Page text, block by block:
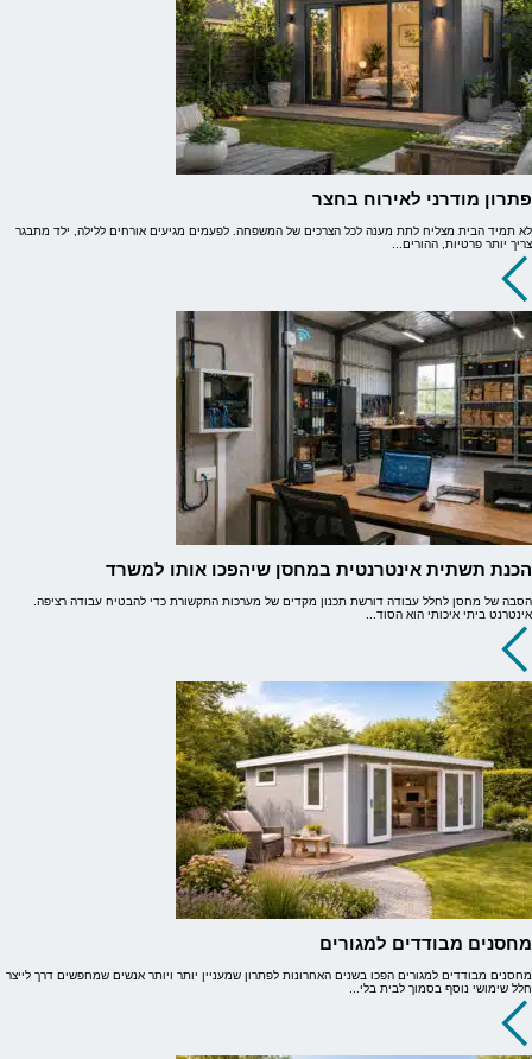
פתרון מודרני לאירוח בחצר
לא תמיד הבית מצליח לתת מענה לכל הצרכים של המשפחה. לפעמים מגיעים אורחים ללילה, ילד מתבגר
צריך יותר פרטיות, ההורים...
הכנת תשתית אינטרנטית במחסן שיהפכו אותו למשרד
הסבה של מחסן לחלל עבודה דורשת תכנון מקדים של מערכות התקשורת כדי להבטיח עבודה רציפה.
אינטרנט ביתי איכותי הוא הסוד...
מחסנים מבודדים למגורים
מחסנים מבודדים למגורים הפכו בשנים האחרונות לפתרון שמעניין יותר ויותר אנשים שמחפשים דרך לייצר
חלל שימושי נוסף בסמוך לבית בלי...